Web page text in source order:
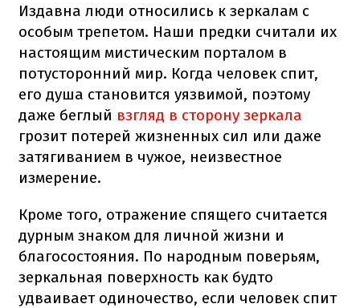
Издавна люди относились к зеркалам с
особым трепетом. Наши предки считали их
настоящим мистическим порталом в
потусторонний мир. Когда человек спит,
его душа становится уязвимой, поэтому
даже беглый взгляд в сторону зеркала
грозит потерей жизненных сил или даже
затягиванием в чужое, неизвестное
измерение.
Кроме того, отражение спящего считается
дурным знаком для личной жизни и
благосостояния. По народным поверьям,
зеркальная поверхность как будто
удваивает одиночество, если человек спит